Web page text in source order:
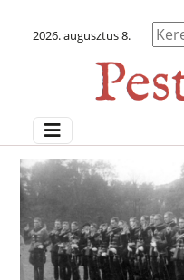
2026. augusztus 8.